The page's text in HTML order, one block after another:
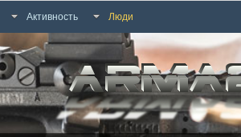
Активность Люди